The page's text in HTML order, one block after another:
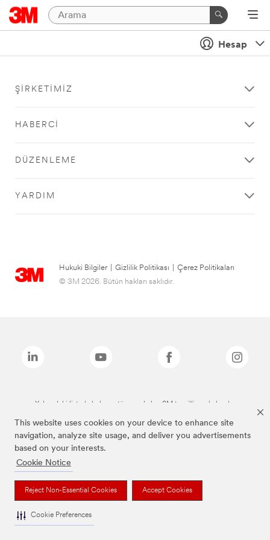
This website uses cookies on your device to enhance site
navigation, analyze site usage, and deliver you advertisements
based on your interests.
Cookie Notice
Reject Non-Essential Cookies Accept Cookies
Cookie Preferences
Hesap
ŞIRKETIMIZ
HABERCI
DÜZENLEME
YARDIM
Hukuki Bilgiler Gizlilik Politikası
Çerez Politikaları
© 3M 2026. Bütün hakları saklıdır.
Yukarıdaki listede bulunan tüm markalar, 3M tescilli markalarıdır.